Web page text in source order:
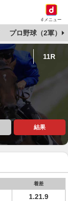
dメニュー
プロ野球（2軍）
11R
結果
着差
1.21.9